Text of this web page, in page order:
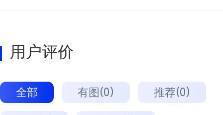
用户评价
全部 有图(0) 推荐(0)